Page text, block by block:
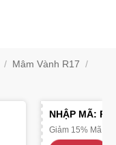
/ Mâm Vành R17 /
NHẬP MÃ:
Giảm 15% Mã